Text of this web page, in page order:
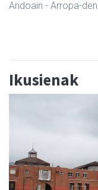
Andoain - Arropa-
Ikusienak